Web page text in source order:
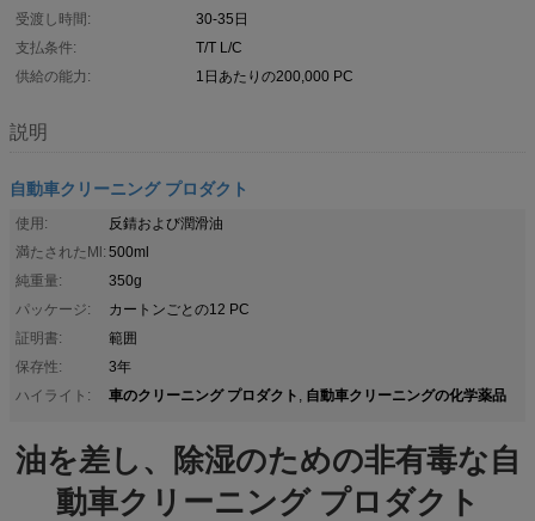
受渡し時間:
30-35日
支払条件:
T/T L/C
供給の能力:
1日あたりの200,000 PC
説明
自動車クリーニング プロダクト
使用:
反錆および潤滑油
満たされたMl: 500ml
純重量:
350g
パッケージ:
カートンごとの12 PC
証明書:
範囲
保存性:
3年
ハイライト:
車のクリーニング プロダクト , 自動車クリーニングの化学薬品
油を差し、除湿のための非有毒な自
動車クリーニング プロダクト